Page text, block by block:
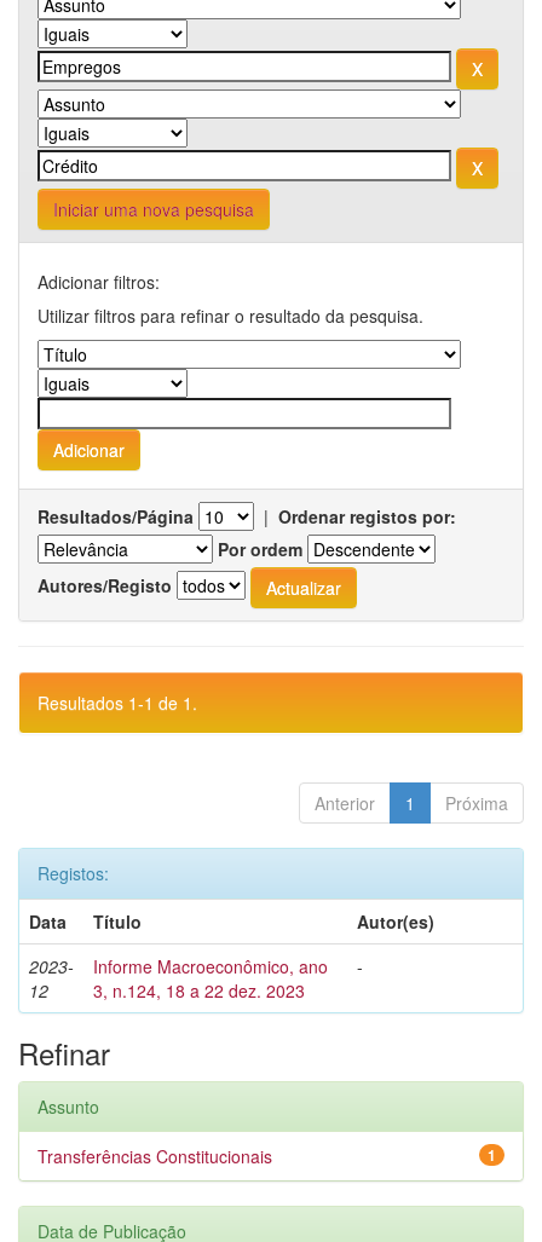
Iniciar uma nova pesquisa
Adicionar filtros:
Utilizar filtros para refinar o resultado da pesquisa.
Resultados/Página | Ordenar registos por:
Por ordem
Autores/Registo
Resultados 1-1 de 1.
Anterior 1 Próxima
Registos:
Data
Título
Autor(es)
2023-
12
Informe Macroeconômico, ano
3, n.124, 18 a 22 dez. 2023
-
Refinar
Assunto
1
Transferências Constitucionais
Data de Publicação